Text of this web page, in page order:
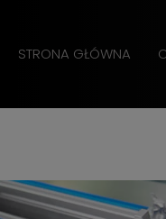
STRONA GŁÓWNA